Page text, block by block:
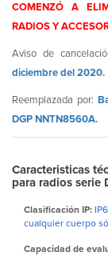
COMENZÓ A
RADIOS Y
Aviso de
diciembre del 2020.
Reemplazada por:
DGP NNTN8560A.
Caracteristicas
para radios serie
Clasificación IP:
cualquier cuerpo
Capacidad de